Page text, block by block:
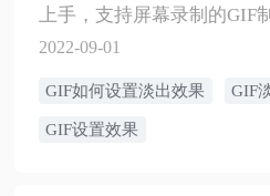
上手，支持屏幕录制的GIF
件。在使用过程中，如果需
实现呢？接下来小编分享详
操作步骤，希望能帮助大家
2022-09-01
GIF如何设置淡出效果 GIF
GIF设置效果